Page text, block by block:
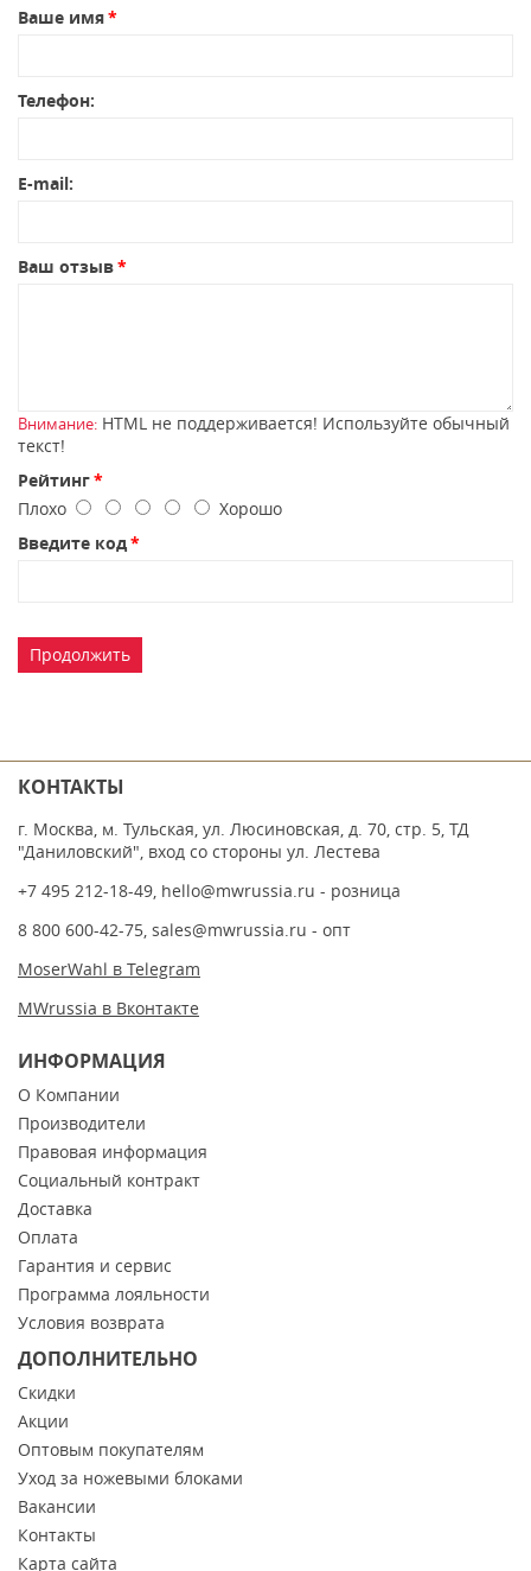
Ваше имя
Телефон:
E-mail:
Ваш отзыв
Внимание: HTML не поддерживается! Используйте обычный
текст!
Рейтинг
Плохо
Хорошо
Введите код
Продолжить
КОНТАКТЫ
г. Москва, м. Тульская, ул. Люсиновская, д. 70, стр. 5, ТД
"Даниловский", вход со стороны ул. Лестева
+7 495 212-18-49, hello@mwrussia.ru - розница
8 800 600-42-75, sales@mwrussia.ru - опт
MoserWahl в Telegram
MWrussia в Вконтакте
ИНФОРМАЦИЯ
О Компании
Производители
Правовая информация
Социальный контракт
Доставка
Оплата
Гарантия и сервис
Программа лояльности
Условия возврата
ДОПОЛНИТЕЛЬНО
Скидки
Акции
Оптовым покупателям
Уход за ножевыми блоками
Вакансии
Контакты
Карта сайта